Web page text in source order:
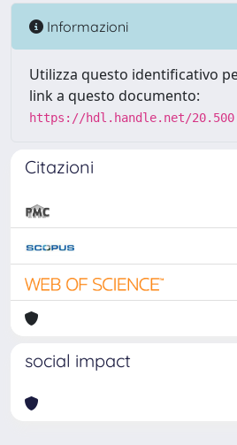
Informazioni
Utilizza questo identificativo
link a questo documento:
https://hdl.handle.net/
Citazioni
social impact